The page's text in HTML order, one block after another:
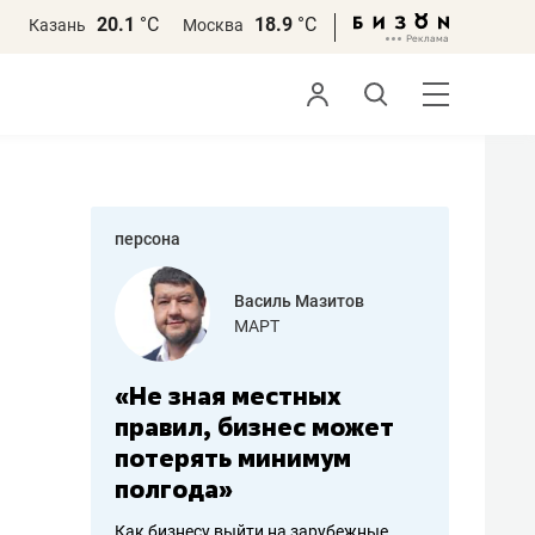
Казань 20.1 °С Москва 18.9 °С
персона
Роман Ободец
«Готовые решения»
«Мне лучше
не заработать вообще,
чем потерять
репутацию»